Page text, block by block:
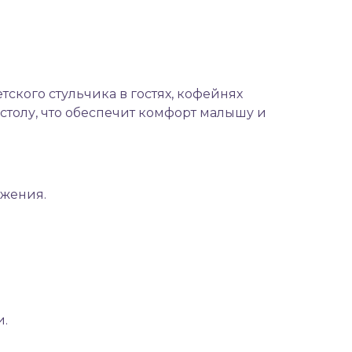
стульчика в гостях, кофейнях
что обеспечит комфорт малышу и